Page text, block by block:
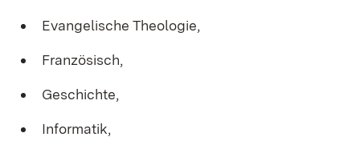
Evangelische Theologie,
Französisch,
Geschichte,
Informatik,